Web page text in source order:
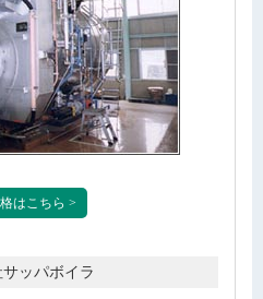
はこちら >
ッパボイラ